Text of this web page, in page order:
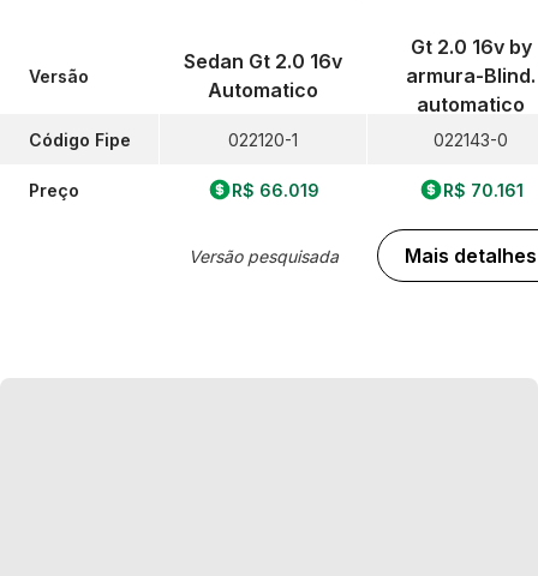
Versão
Código Fipe
Preço
Sedan Gt 2.0 16v
Automatico
022120-1
R$ 66.019
Versão pesquisada
Gt 2.0 16v by
armura-Blind.
automatico
022143-0
R$ 70.161
Mais detalhes